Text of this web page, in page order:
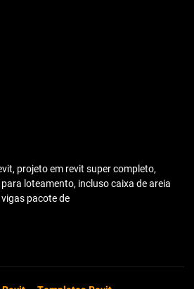
projeto em revit super completo,
loteamento, incluso caixa de areia
pacote de